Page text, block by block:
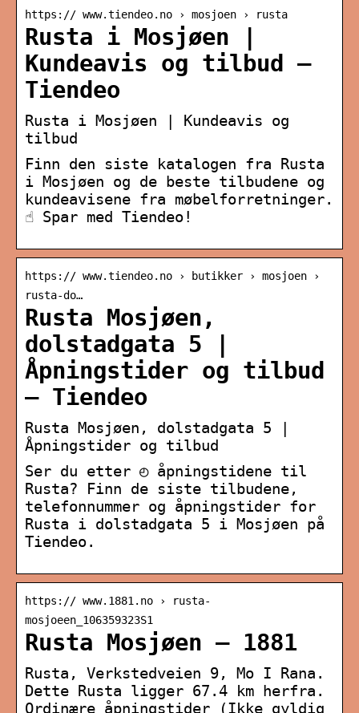
https:// www.tiendeo.no › mosjoen › rusta
Rusta i Mosjøen |
Kundeavis og tilbud –
Tiendeo
Rusta i Mosjøen | Kundeavis og
tilbud
Finn den siste katalogen fra Rusta
i Mosjøen og de beste tilbudene og
kundeavisene fra møbelforretninger.
☝ Spar med Tiendeo!
https:// www.tiendeo.no › butikker › mosjoen ›
rusta-do…
Rusta Mosjøen,
dolstadgata 5 |
Åpningstider og tilbud
– Tiendeo
Rusta Mosjøen, dolstadgata 5 |
Åpningstider og tilbud
Ser du etter ◴ åpningstidene til
Rusta? Finn de siste tilbudene,
telefonnummer og åpningstider for
Rusta i dolstadgata 5 i Mosjøen på
Tiendeo.
https:// www.1881.no › rusta-
mosjoeen_106359323S1
Rusta Mosjøen – 1881
Rusta, Verkstedveien 9, Mo I Rana.
Dette Rusta ligger 67.4 km herfra.
Ordinære åpningstider (Ikke gyldig